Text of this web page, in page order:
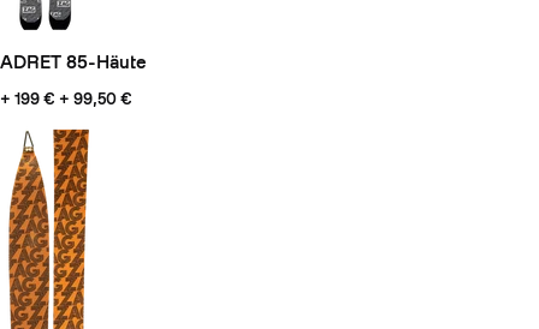
ADRET 85-Häute
+ 199 € + 99,50 €